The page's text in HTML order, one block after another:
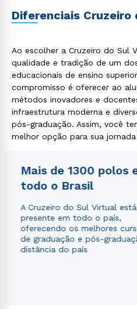
Diferenciais Cruzeiro
Ao escolher a Cruzeiro do Sul
qualidade e tradição de um
educacionais de ensino
compromisso é oferecer ao
métodos inovadores e
infraestrutura moderna e
pós-graduação. Assim, você
melhor opção para sua jornada
Mais de 1300 polos
todo o Brasil
A Cruzeiro do Sul Virtual está
presente em todo o país,
oferecendo os melhores
de graduação e pós-
distância do país